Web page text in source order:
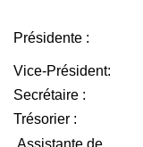
Présidente :
Vice-Président:
Secrétaire :
Trésorier :
Assistante de